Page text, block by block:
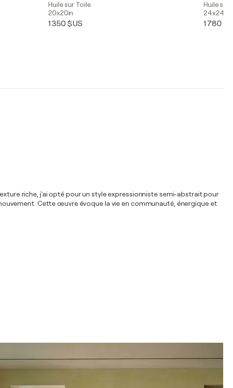
Huile sur Toile
20x20in
1 350 $US
Huile sur
24x24in
1 780
riche, j'ai opté pour un style expressionniste semi-abstrait pour
Cette œuvre évoque la vie en communauté, énergique et